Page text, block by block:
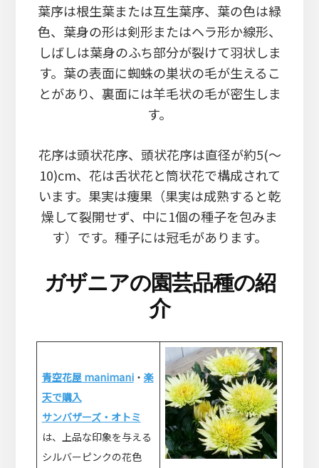
葉序は根生葉または互生葉序、葉の色は緑
色、葉身の形は剣形またはヘラ形か線形、
しばしは葉身のふち部分が裂けて羽状しま
す。葉の表面に蜘蛛の巣状の毛が生えるこ
とがあり、裏面には羊毛状の毛が密生しま
す。
花序は頭状花序、頭状花序は直径が約5(～
10)cm、花は舌状花と筒状花で構成されて
います。果実は痩果（果実は成熟すると乾
燥して裂開せず、中に1個の種子を包みま
す）です。種子には冠毛があります。
ガザニアの園芸品種の紹
介
青空花屋 manimani・ 楽
天で購入
サンバザーズ・オトミ
は、上品な印象を与える
シルバーピンクの花色